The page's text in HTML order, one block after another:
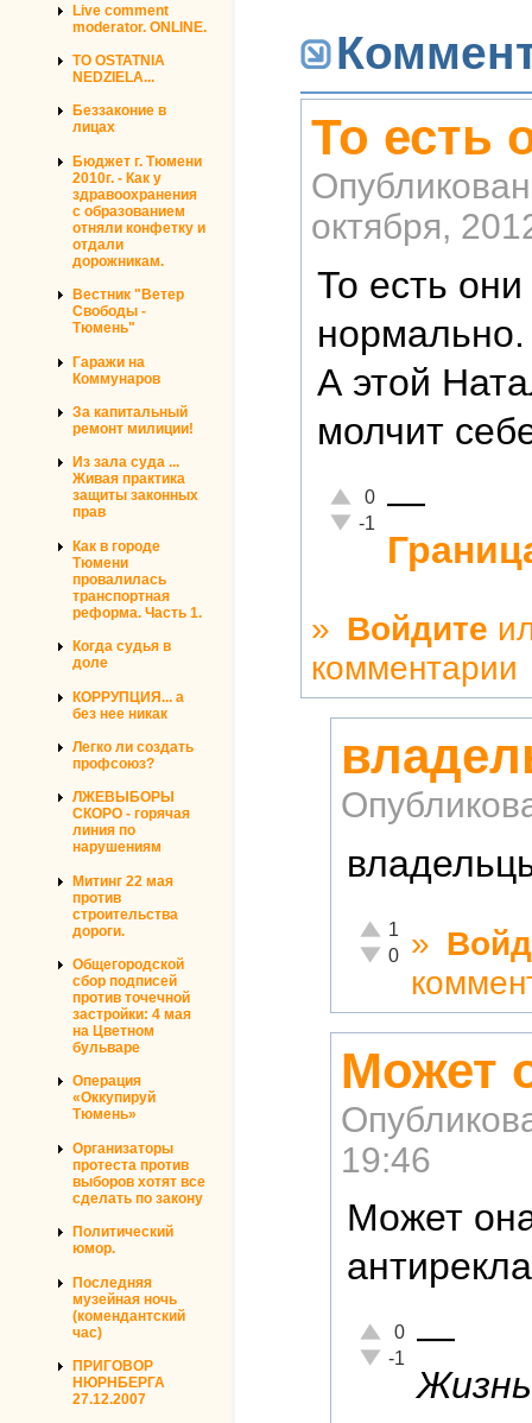
Live comment
moderator. ONLINE.
TO OSTATNIA
NEDZIELA...
Беззаконие в
лицах
Бюджет г. Тюмени
2010г. - Как у
здравоохранения
с образованием
отняли конфетку и
отдали
дорожникам.
Вестник "Ветер
Свободы -
Тюмень"
Гаражи на
Коммунаров
За капитальный
ремонт милиции!
Из зала суда ...
Живая практика
защиты законных
прав
Как в городе
Тюмени
провалилась
транспортная
реформа. Часть 1.
Когда судья в
доле
КОРРУПЦИЯ... а
без нее никак
Легко ли создать
профсоюз?
ЛЖЕВЫБОРЫ
СКОРО - горячая
линия по
нарушениям
Митинг 22 мая
против
строительства
дороги.
Общегородской
сбор подписей
против точечной
застройки: 4 мая
на Цветном
бульваре
Операция
«Оккупируй
Тюмень»
Организаторы
протеста против
выборов хотят все
сделать по закону
Политический
юмор.
Последняя
музейная ночь
(комендантский
час)
ПРИГОВОР
НЮРНБЕРГА
27.12.2007
То есть
октября,
То есть
А этой
молчит
Отлично!
0
Неадекватно!
-1
—
» Войдите
комментарии
Отлично!
1
Неадекватно!
0 »
Может
19:46
Может
Отлично!
0
Неадекватно!
-1
—